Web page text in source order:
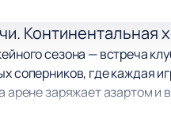
Континентальная
сезона — встреча
соперников, где каждая
арене заряжает азартом и